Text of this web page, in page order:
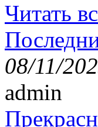
Читать
08/11/
admin